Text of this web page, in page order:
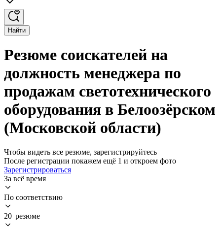
Найти
Резюме соискателей на
должность менеджера по
продажам светотехнического
оборудования в Белоозёрском
(Московской области)
Чтобы видеть все резюме, зарегистрируйтесь
После регистрации покажем ещё 1 и откроем фото
Зарегистрироваться
За всё время
По соответствию
20 резюме